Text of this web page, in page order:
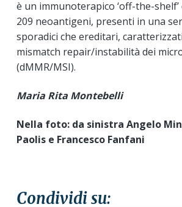
è un immunoterapico ‘off-the-
209 neoantigeni, presenti in una
sporadici che ereditari,
mismatch repair/instabilità dei
(dMMR/MSI).
Maria Rita Montebelli
Nella foto: da sinistra Angelo
Paolis e Francesco Fanfani